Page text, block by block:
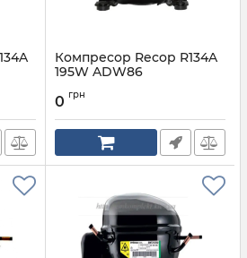
Компресор Recop R134A
195W ADW86
0 грн